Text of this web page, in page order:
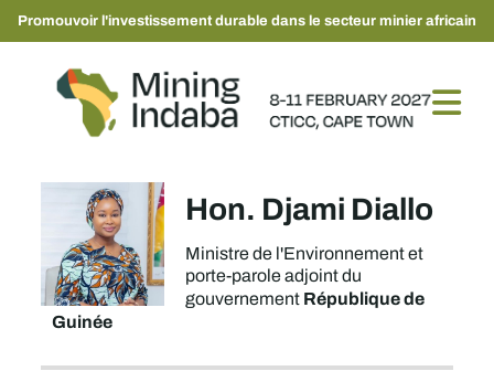
Promouvoir l'investissement durable dans le secteur minier africain
Hon. Djami Diallo
Ministre de l'Environnement et
porte-parole adjoint du
gouvernementRépublique de
Guinée